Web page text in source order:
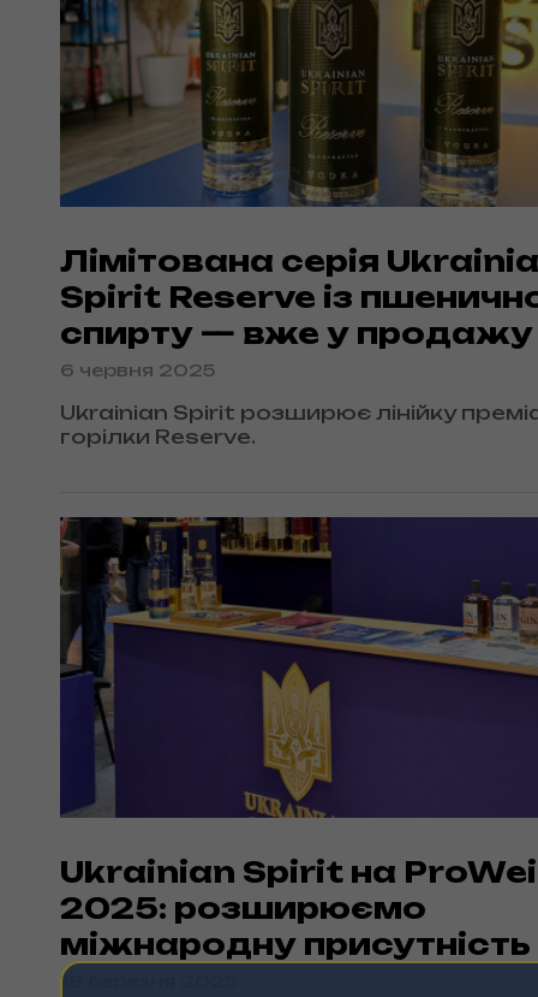
Лімітована серія
Spirit Reserve із
спирту — вже у продажу
6 червня 2025
Ukrainian Spirit розширює лінійку
горілки Reserve.
Ukrainian Spirit на
2025: розширюємо
міжнародну присутність
19 березня 2025